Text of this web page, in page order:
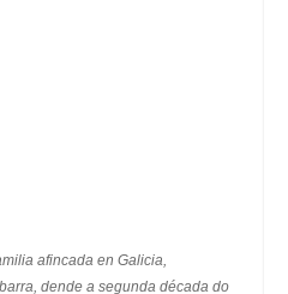
afincada en Galicia,
dende a segunda década do